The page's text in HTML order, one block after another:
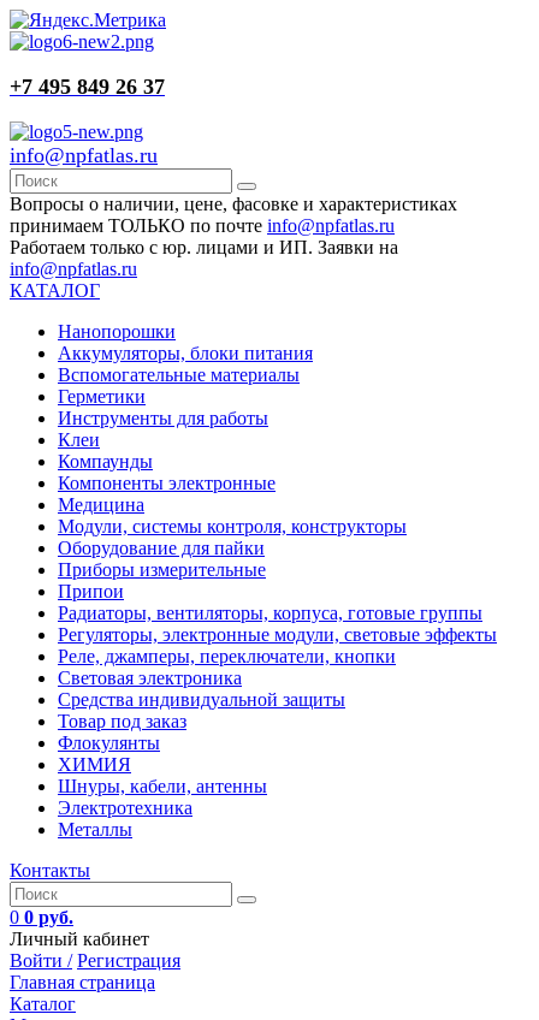
+7 495 849 26 37
info@npfatlas.ru
Вопросы о наличии, цене, фасовке и характеристиках
принимаем ТОЛЬКО по почте info@npfatlas.ru
Работаем только с юр. лицами и ИП. Заявки на
info@npfatlas.ru
КАТАЛОГ
Нанопорошки
Аккумуляторы, блоки питания
Вспомогательные материалы
Герметики
Инструменты для работы
Клеи
Компаунды
Компоненты электронные
Медицина
Модули, системы контроля, конструкторы
Оборудование для пайки
Приборы измерительные
Припои
Радиаторы, вентиляторы, корпуса, готовые группы
Регуляторы, электронные модули, световые эффекты
Реле, джамперы, переключатели, кнопки
Световая электроника
Средства индивидуальной защиты
Товар под заказ
Флокулянты
ХИМИЯ
Шнуры, кабели, антенны
Электротехника
Металлы
Контакты
0 0 руб.
Личный кабинет
Войти / Регистрация
Главная страница
Каталог